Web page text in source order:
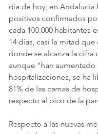
día de hoy, en Andalucía
positivos confirmados
cada 100.000 habitantes
14 días, casi la mitad que
donde se alcanza la cifra
aunque "han aumentado
hospitalizaciones, se ha
81% de las camas de
respecto al pico de la
Respecto a las nuevas